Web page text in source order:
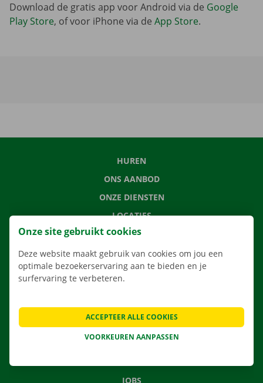
Download de gratis app voor Android via de Google
Play Store, of voor iPhone via de App Store.
HUREN
ONS AANBOD
ONZE DIENSTEN
LOCATIES
APP
VERHUISOPLOSSINGEN
CONTACTEER ONS
VEELGESTELDE VRAGEN
JOBS
Onze site gebruikt cookies
Deze website maakt gebruik van cookies om jou een
optimale bezoekerservaring aan te bieden en je
surfervaring te verbeteren.
VOORKEUREN AANPASSEN
ACCEPTEER ALLE COOKIES